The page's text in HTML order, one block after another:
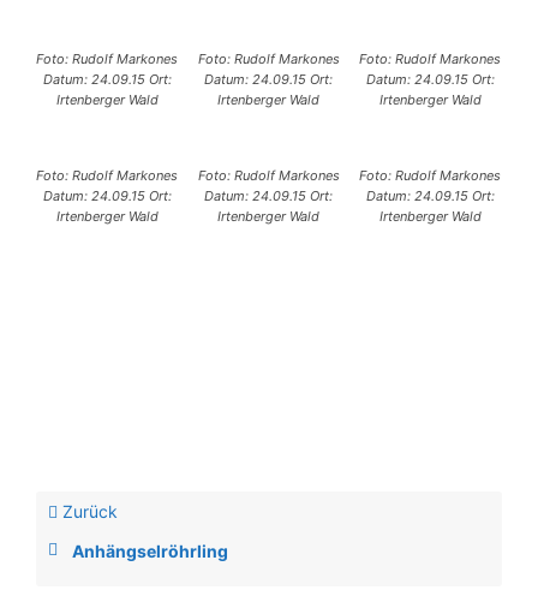
Foto: Rudolf Markones
Datum: 24.09.15 Ort:
Irtenberger Wald
Foto: Rudolf Markones
Datum: 24.09.15 Ort:
Irtenberger Wald
Foto: Rudolf Markones
Datum: 24.09.15 Ort:
Irtenberger Wald
Foto: Rudolf Markones
Datum: 24.09.15 Ort:
Irtenberger Wald
Foto: Rudolf Markones
Datum: 24.09.15 Ort:
Irtenberger Wald
Foto: Rudolf Markones
Datum: 24.09.15 Ort:
Irtenberger Wald
Zurück
Anhängselröhrling